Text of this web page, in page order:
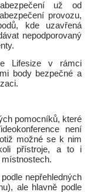
už od
provozu,
kde uzavřená
nepodporovaný
Lifesize v rámci
body bezpečné a
pomocníků, které
není
možné se k nim
přístroje, a to i
nepřehledných
ale hlavně podle